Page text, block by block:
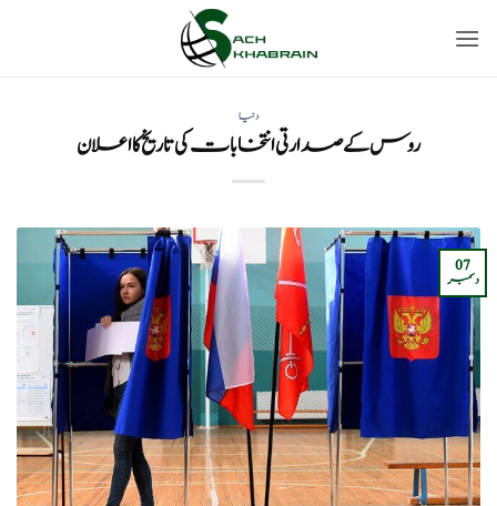
دنیا
روس کے صدارتی انتخابات کی تاریخ کا اعلان
07
دسمبر